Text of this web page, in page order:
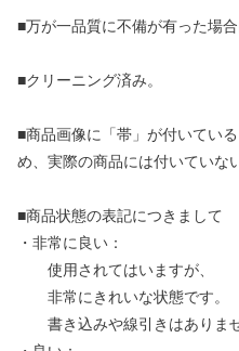
■万が一品質に不備が有った場合
■クリーニング済み。
■商品画像に「帯」が付いてい
め、実際の商品には付いていな
■商品状態の表記につきまして
・非常に良い：
使用されてはいますが、
非常にきれいな状態です。
書き込みや線引きはありませ